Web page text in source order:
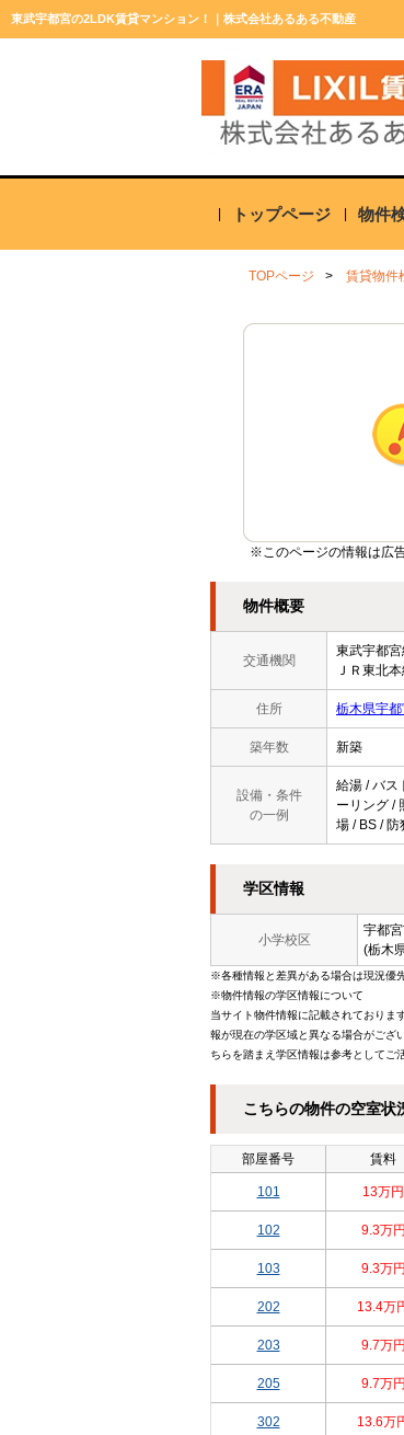
東武宇都宮の2LDK賃貸マンション！｜株式会社あるある不動産
トップページ 物件
TOPページ 賃貸物件
※このページの情報は広
物件概要
交通機関
東武宇都
ＪＲ東北
住所 栃木県宇
築年数 新築
設備・条件
の一例
給湯 / バス
ーリング /
場 / BS /
学区情報
小学校区
宇都
(栃木
※各種情報と差異がある場合は現況優
※物件情報の学区情報について
当サイト物件情報に記載されておりま
報が現在の学区域と異なる場合がござ
ちらを踏まえ学区情報は参考としてご
こちらの物件の空室状
部屋番号 賃料
101 13万円
102 9.3万円
103 9.3万円
202 13.4万
203 9.7万円
205 9.7万円
302 13.6万